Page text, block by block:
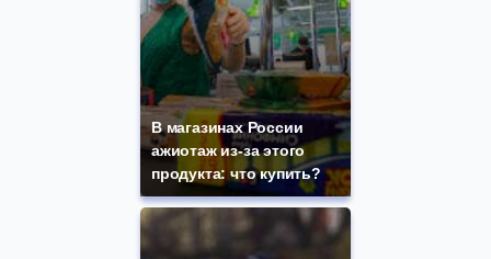
В магазинах России
ажиотаж из-за этого
продукта: что купить?